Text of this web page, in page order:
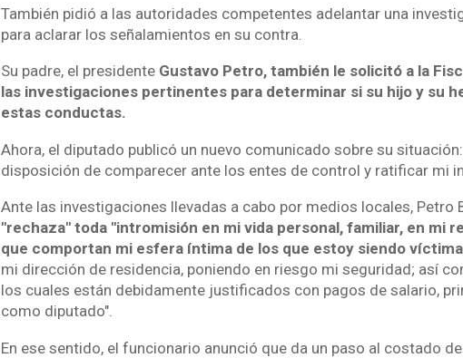
También pidió a las autoridades competentes adelantar una
para aclarar los señalamientos en su contra.
Su padre, el presidente Gustavo Petro, también le solicitó a la
las investigaciones pertinentes para determinar si su hijo y su
estas conductas.
Ahora, el diputado publicó un nuevo comunicado sobre su situación:
disposición de comparecer ante los entes de control y ratificar mi
Ante las investigaciones llevadas a cabo por medios locales, Petro
"rechaza" toda "intromisión en mi vida personal, familiar, en mi
que comportan mi esfera íntima de los que estoy siendo víctima
mi dirección de residencia, poniendo en riesgo mi seguridad; así
los cuales están debidamente justificados con pagos de salario,
como diputado".
En ese sentido, el funcionario anunció que da un paso al costado